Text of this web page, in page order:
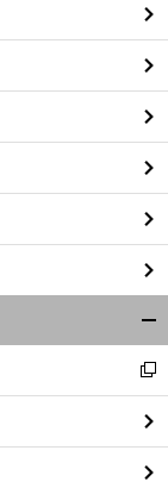
閉
る
閉
る
新
し
い
ウ
ィ